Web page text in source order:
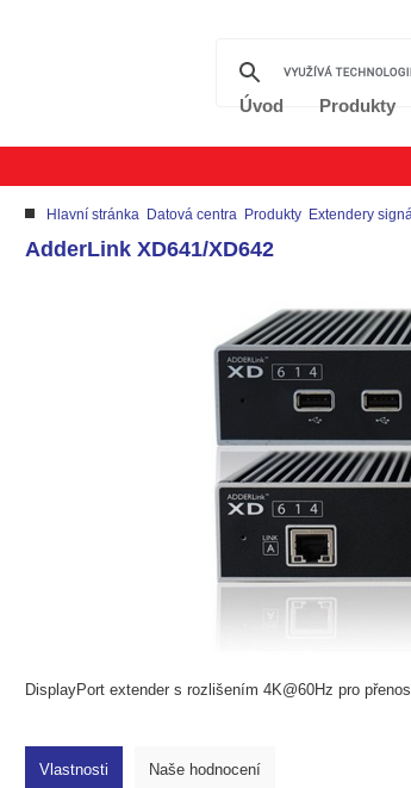
Úvod Produkty
Hlavní stránka Datová centra Produkty Extendery
AdderLink XD641/XD642
DisplayPort extender s rozlišením 4K@60Hz pro
Vlastnosti Naše hodnocení